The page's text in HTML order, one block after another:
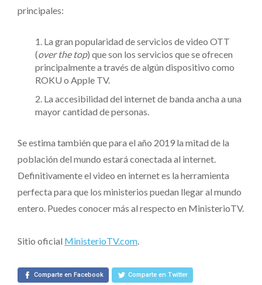
principales:
La gran popularidad de servicios de video OTT
(over the top) que son los servicios que se ofrecen
principalmente a través de algún dispositivo como
ROKU o Apple TV.
La accesibilidad del internet de banda ancha a una
mayor cantidad de personas.
Se estima también que para el año 2019 la mitad de la
población del mundo estará conectada al internet.
Definitivamente el video en internet es la herramienta
perfecta para que los ministerios puedan llegar al mundo
entero. Puedes conocer más al respecto en MinisterioTV.
Sitio oficial MinisterioTV.com.
Comparte en Facebook Comparte en Twitter